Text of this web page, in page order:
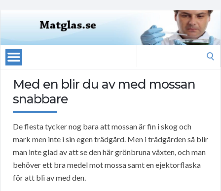
Med en blir du av med mossan
snabbare
De flesta tycker nog bara att mossan är fin i skog och
mark men inte i sin egen trädgård. Men i trädgården så blir
man inte glad av att se den här grönbruna växten, och man
behöver ett bra medel mot mossa samt en ejektorflaska
för att bli av med den.